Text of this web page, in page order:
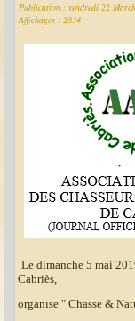
Publication : vendredi 22
Affichages : 2834
Le dimanche 5 mai
Cabriès,
organise " Chasse &